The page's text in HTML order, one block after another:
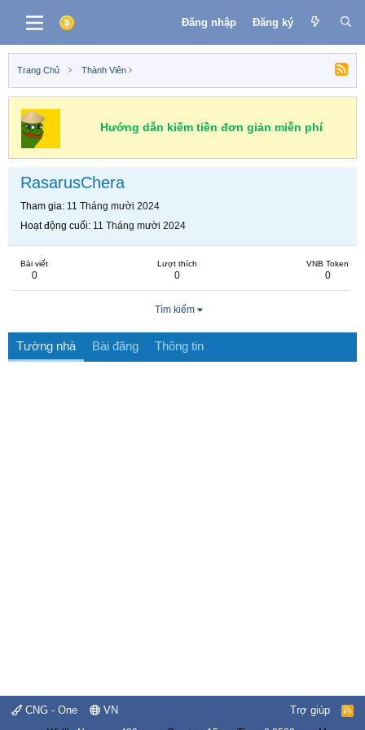
Đăng nhập Đăng ký
Trang Chủ Thành Viên
Hướng dẫn kiếm tiền đơn giản miễn phí
RasarusChera
Tham gia 11 Tháng mười 2024
Hoạt động cuối 11 Tháng mười 2024
Bài viết
0
Lượt thích
0
VNB Token
0
Tìm kiếm
Tường nhà Bài đăng Thông tin
CNG - One VN Trợ giúp
R